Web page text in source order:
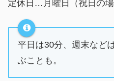
定休日…月曜日（祝日の場
平日は30分、週末など
ぶことも。